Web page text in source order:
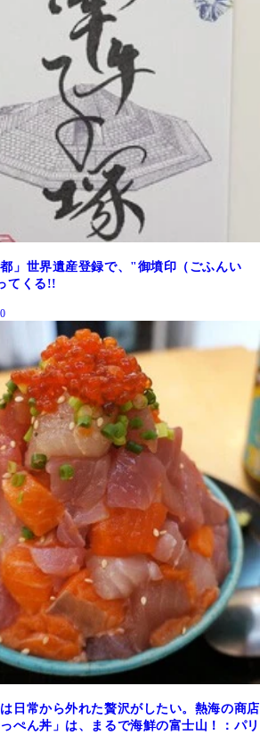
都」世界遺産登録で、"御墳印（ごふんい
てくる!!
は日常から外れた贅沢がしたい。熱海の商店
ぺん丼」は、まるで海鮮の富士山！：パリ